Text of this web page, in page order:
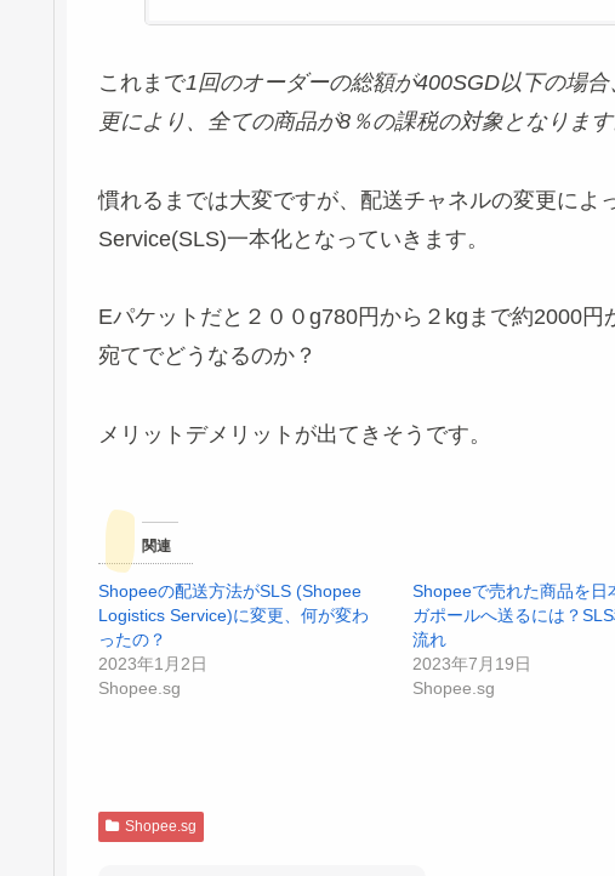
これまで1回のオーダーの総額が400SGD以下の場
更により、全ての商品が8％の課税の対象となります
慣れるまでは大変ですが、配送チャネルの変更によ
Service(SLS)一本化となっていきます。
Eパケットだと２００g780円から２kgまで約2000
宛てでどうなるのか？
メリットデメリットが出てきそうです。
関連
Shopeeの配送方法がSLS (Shopee
Logistics Service)に変更、何が変わ
ったの？
2023年1月2日
Shopee.sg
Shopeeで売れた商品を日
ガポールへ送るには？
流れ
2023年7月19日
Shopee.sg
Shopee.sg